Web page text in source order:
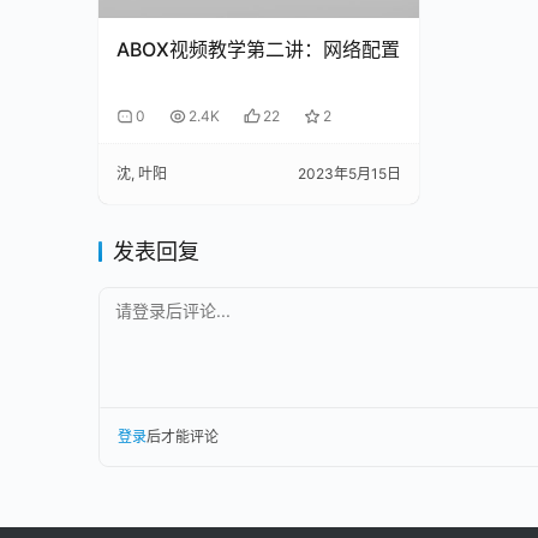
ABOX视频教学第二讲：网络配置
0 2.4K 22 2
沈, 叶阳 2023年5月15日
发表回复
请登录后评论...
登录后才能评论